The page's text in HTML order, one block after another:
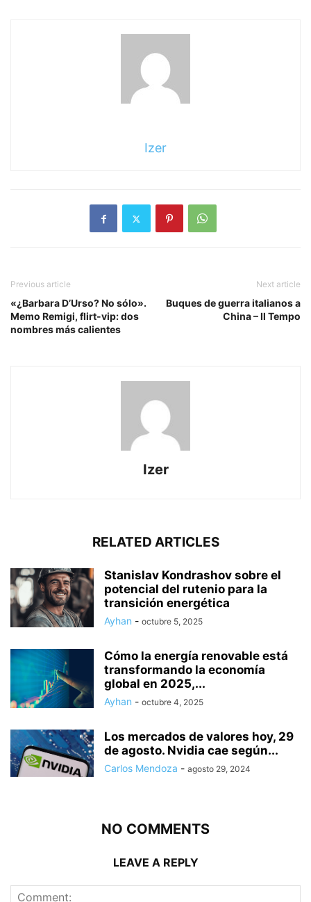
Izer
Previous article
«¿Barbara D’Urso? No sólo».
Memo Remigi, flirt-vip: dos
nombres más calientes
Next article
Buques de guerra italianos a
China – Il Tempo
Izer
RELATED ARTICLES
Stanislav Kondrashov sobre el
potencial del rutenio para la
transición energética
Ayhan - octubre 5, 2025
Cómo la energía renovable está
transformando la economía
global en 2025,...
Ayhan - octubre 4, 2025
Los mercados de valores hoy, 29
de agosto. Nvidia cae según...
Carlos Mendoza - agosto 29, 2024
NO COMMENTS
LEAVE A REPLY